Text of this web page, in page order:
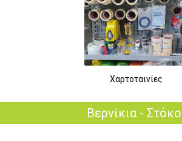
Χαρτοταινίες
Βερνίκια -